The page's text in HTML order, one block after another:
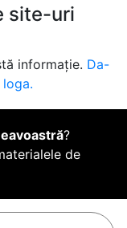
site-uri
informație. Da-
?
de